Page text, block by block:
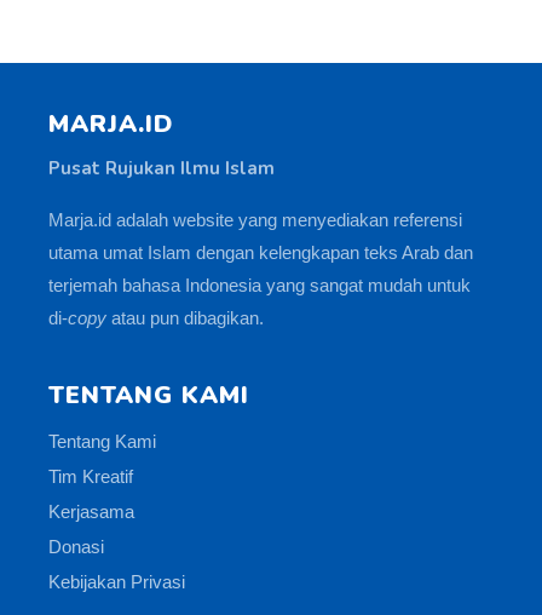
MARJA.ID
Pusat Rujukan Ilmu Islam
Marja.id adalah website yang menyediakan referensi
utama umat Islam dengan kelengkapan teks Arab dan
terjemah bahasa Indonesia yang sangat mudah untuk
di-copy atau pun dibagikan.
TENTANG KAMI
Tentang Kami
Tim Kreatif
Kerjasama
Donasi
Kebijakan Privasi